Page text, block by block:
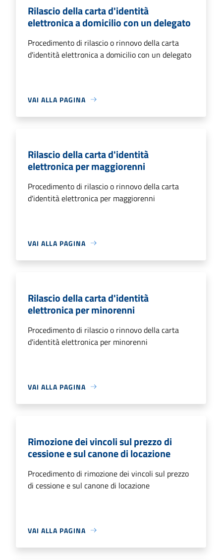
Rilascio della carta d'identità
elettronica a domicilio con un delegato
Procedimento di rilascio o rinnovo della carta
d'identità elettronica a domicilio con un delegato
VAI ALLA PAGINA
Rilascio della carta d'identità
elettronica per maggiorenni
Procedimento di rilascio o rinnovo della carta
d'identità elettronica per maggiorenni
VAI ALLA PAGINA
Rilascio della carta d'identità
elettronica per minorenni
Procedimento di rilascio o rinnovo della carta
d'identità elettronica per minorenni
VAI ALLA PAGINA
Rimozione dei vincoli sul prezzo di
cessione e sul canone di locazione
Procedimento di rimozione dei vincoli sul prezzo
di cessione e sul canone di locazione
VAI ALLA PAGINA